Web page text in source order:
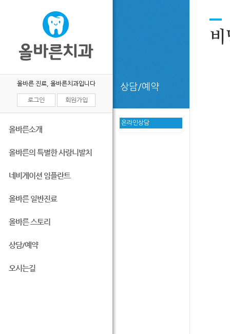
올바른 진료, 올바른치과입니다
로그인 회원가입
올바른소개
올바른의 특별한 사랑니발치
네비게이션 임플란트
올바른 일반진료
올바른 스토리
상담/예약
오시는길
상담/예약
온라인상담
비